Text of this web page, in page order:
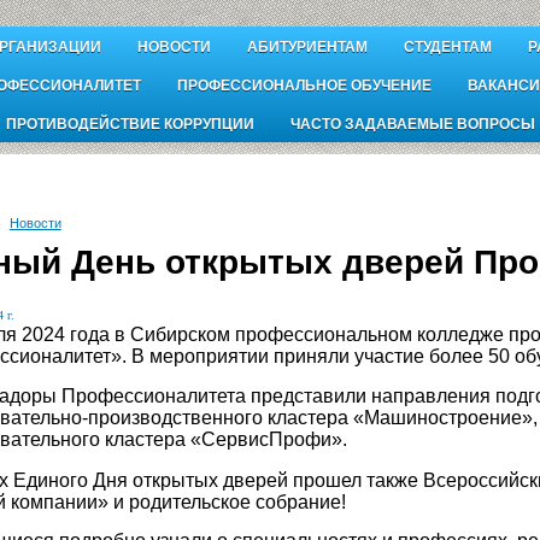
НОВОСТИ АБИТУРИЕНТАМ СТУДЕНТАМ
ПРОФЕССИОНАЛЬНОЕ ОБУЧЕНИЕ
ПРОТИВОДЕЙСТВИЕ КОРРУПЦИИ ЧАСТО ЗАДАВАЕМЫЕ ВОПРОСЫ
Новости
День открытых дверей
г.
2024 года в Сибирском профессиональном колледже
В мероприятии приняли участие более 50
Профессионалитета представили направления
производственного кластера «Машиностроение»,
кластера «СервисПрофи».
Единого Дня открытых дверей прошел также
компании» и родительское собрание!